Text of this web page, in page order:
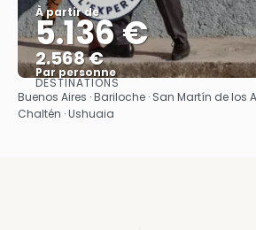
À partir de
5.136 €
2.568 €
Par personne
Afficher
DESTINATIONS
Buenos Aires · Bariloche · San Martín de los
Chaltén · Ushuaia